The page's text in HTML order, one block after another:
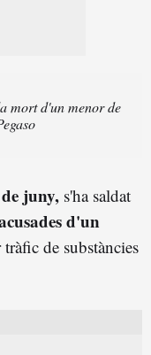
mort d'un menor de
juny, s'ha saldat
d'un
tràfic de substàncies